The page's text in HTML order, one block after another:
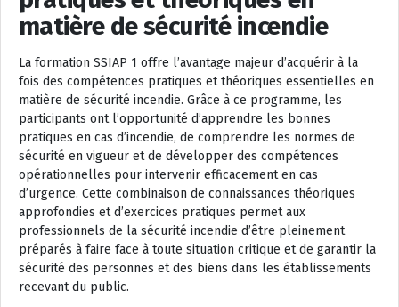
matière de sécurité incendie
La formation SSIAP 1 offre l’avantage majeur d’acquérir à la
fois des compétences pratiques et théoriques essentielles en
matière de sécurité incendie. Grâce à ce programme, les
participants ont l’opportunité d’apprendre les bonnes
pratiques en cas d’incendie, de comprendre les normes de
sécurité en vigueur et de développer des compétences
opérationnelles pour intervenir efficacement en cas
d’urgence. Cette combinaison de connaissances théoriques
approfondies et d’exercices pratiques permet aux
professionnels de la sécurité incendie d’être pleinement
préparés à faire face à toute situation critique et de garantir la
sécurité des personnes et des biens dans les établissements
recevant du public.